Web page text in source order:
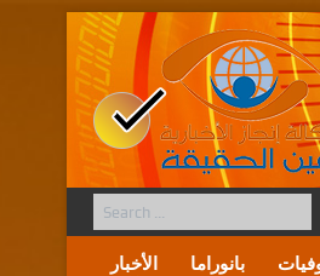
الأخبار بانوراما